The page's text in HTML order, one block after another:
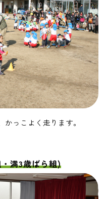
っこよく走ります。
満3歳ばら組)